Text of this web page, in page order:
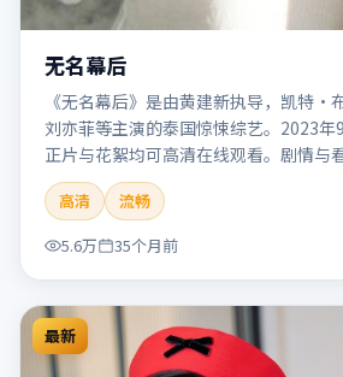
无名幕后
《无名幕后》是由黄建新执导，凯特·
刘亦菲等主演的泰国惊悚综艺。2023年
正片与花絮均可高清在线观看。剧情与
强，节奏紧张，适合追求刺激观影体验
索「无名幕后」「黄建新」「惊悚」「
「2023-09-10上映」等关键词的影迷阅
高清
流畅
5.6万
35个月前
最新